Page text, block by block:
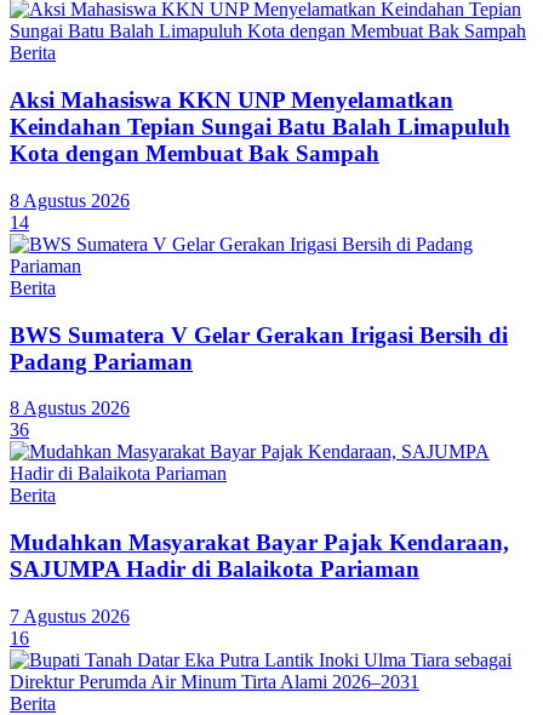
Berita
Aksi Mahasiswa KKN UNP Menyelamatkan
Keindahan Tepian Sungai Batu Balah Limapuluh
Kota dengan Membuat Bak Sampah
8 Agustus 2026
14
Berita
BWS Sumatera V Gelar Gerakan Irigasi Bersih di
Padang Pariaman
8 Agustus 2026
36
Berita
Mudahkan Masyarakat Bayar Pajak Kendaraan,
SAJUMPA Hadir di Balaikota Pariaman
7 Agustus 2026
16
Berita